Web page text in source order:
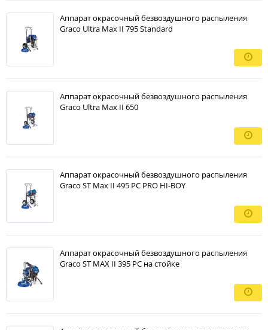
Аппарат окрасочный безвоздушного распыления
Graco Ultra Max II 795 Standard
Аппарат окрасочный безвоздушного распыления
Graco Ultra Max II 650
Аппарат окрасочный безвоздушного распыления
Graco ST Max II 495 PC PRO HI-BOY
Аппарат окрасочный безвоздушного распыления
Graco ST MAX II 395 PC на стойке